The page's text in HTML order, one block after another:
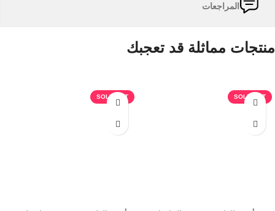
المراجعات
منتجات مماثلة قد تعجبك
SOLD OUT
SOLD OUT